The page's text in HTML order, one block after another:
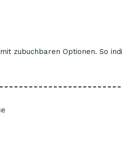
zubuchbaren Optionen. So